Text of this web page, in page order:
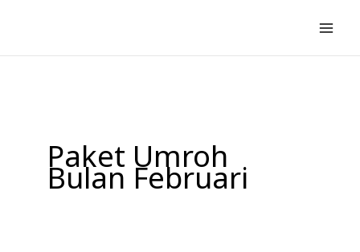
konten
Paket Umroh
Bulan Februari